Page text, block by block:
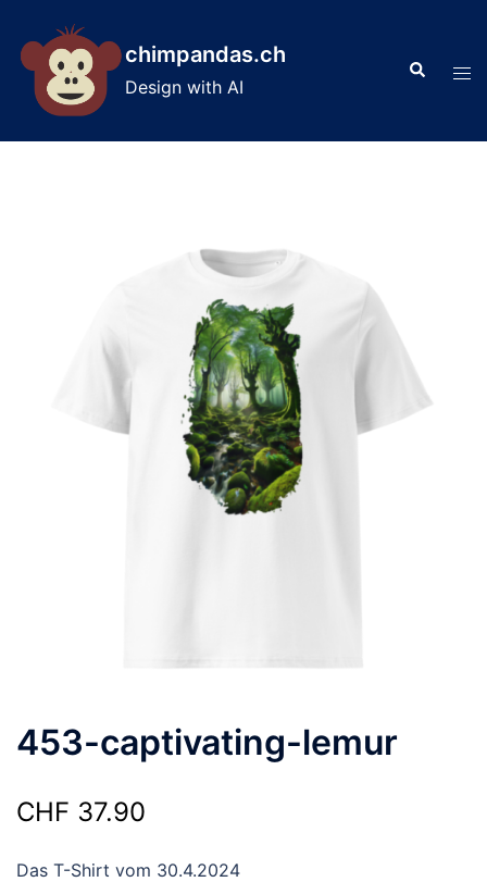
content
chimpandas.ch
Design with AI
Search
453-captivating-lemur
CHF 37.90
Das T-Shirt vom 30.4.2024